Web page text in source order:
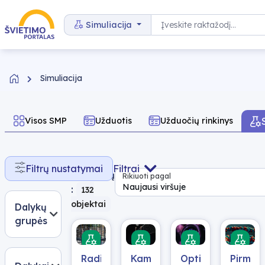
Pereiti prie turinio
Simuliacija Paieška
Simuliacija
Visos SMP Užduotis Užduočių rinkinys
Filtrų nustatymai Filtrai
Dalykų
grupės
Rasta
rezultatų
:
132
objektai
Rikiuoti pagal
Naujausi viršuje
Radioaktyvumas
Kampu
Optiniai
Pirminė